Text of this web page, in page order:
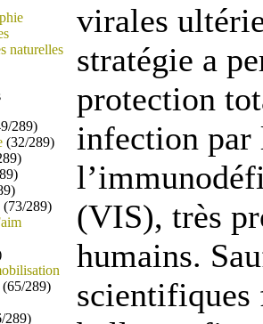
naturelles
289)
(32/289)
(73/289)
(65/289)
289)
virales
stratégie a
protection
infection par
(VIS), très
humains.
scientifiques